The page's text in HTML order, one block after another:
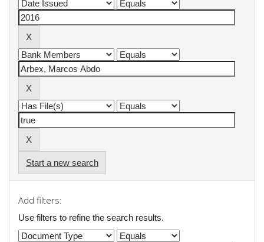
Start a new search
Add filters:
Use filters to refine the search results.